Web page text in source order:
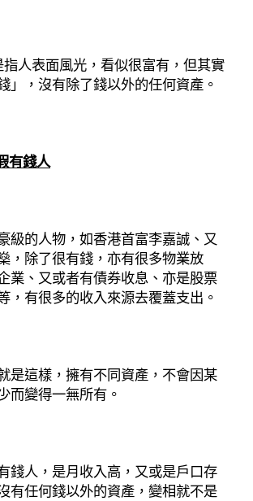
指人表面風光，看似很富有，但其實
」，沒有除了錢以外的任何資產。
有錢人
級的人物，如香港首富李嘉誠、又
，除了很有錢，亦有很多物業放
業、又或者有債券收息、亦是股票
，有很多的收入來源去覆蓋支出。
是這樣，擁有不同資產，不會因某
而變得一無所有。
錢人，是月收入高，又或是戶口存
有任何錢以外的資產，變相就不是